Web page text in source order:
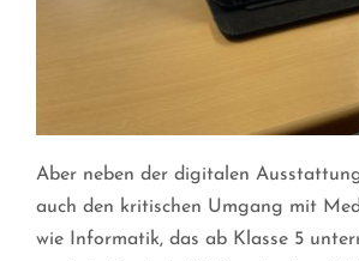
Aber neben der digitalen
auch den kritischen Umgang mit
wie Informatik, das ab Klasse 5